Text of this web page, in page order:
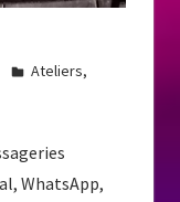
Ateliers,
WhatsApp,